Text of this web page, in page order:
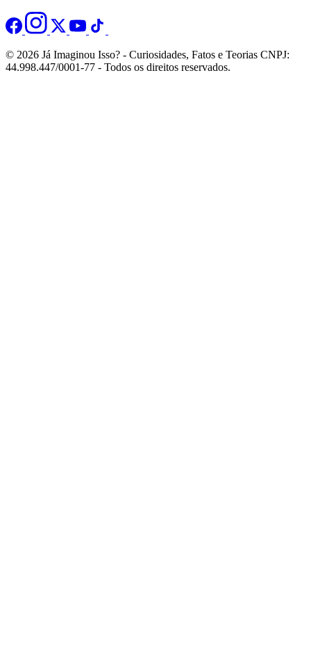
© 2026 Já Imaginou Isso? - Curiosidades, Fatos e Teorias CNPJ:
44.998.447/0001-77 - Todos os direitos reservados.